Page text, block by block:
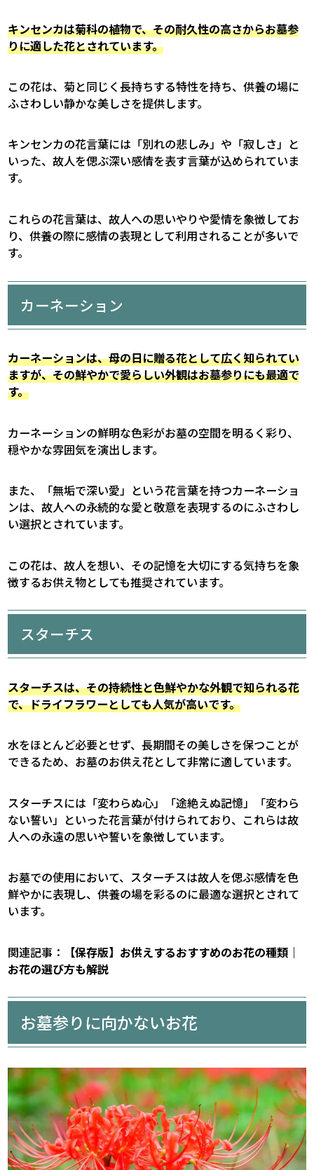
キンセンカは菊科の植物で、その耐久性の高さからお墓参
りに適した花とされています。
この花は、菊と同じく長持ちする特性を持ち、供養の場に
ふさわしい静かな美しさを提供します。
キンセンカの花言葉には「別れの悲しみ」や「寂しさ」と
いった、故人を偲ぶ深い感情を表す言葉が込められていま
す。
これらの花言葉は、故人への思いやりや愛情を象徴してお
り、供養の際に感情の表現として利用されることが多いで
す。
カーネーション
カーネーションは、母の日に贈る花として広く知られてい
ますが、その鮮やかで愛らしい外観はお墓参りにも最適で
す。
カーネーションの鮮明な色彩がお墓の空間を明るく彩り、
穏やかな雰囲気を演出します。
また、「無垢で深い愛」という花言葉を持つカーネーショ
ンは、故人への永続的な愛と敬意を表現するのにふさわし
い選択とされています。
この花は、故人を想い、その記憶を大切にする気持ちを象
徴するお供え物としても推奨されています。
スターチス
スターチスは、その持続性と色鮮やかな外観で知られる花
で、ドライフラワーとしても人気が高いです。
水をほとんど必要とせず、長期間その美しさを保つことが
できるため、お墓のお供え花として非常に適しています。
スターチスには「変わらぬ心」「途絶えぬ記憶」「変わら
ない誓い」といった花言葉が付けられており、これらは故
人への永遠の思いや誓いを象徴しています。
お墓での使用において、スターチスは故人を偲ぶ感情を色
鮮やかに表現し、供養の場を彩るのに最適な選択とされて
います。
関連記事：
【保存版】お供えするおすすめのお花の種類｜
お花の選び方も解説
お墓参りに向かないお花